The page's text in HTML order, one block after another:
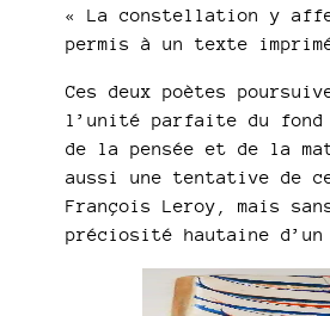
« La constellation y
permis à un texte
Ces deux poètes
l’unité parfaite du
de la pensée et de la
aussi une tentative de
François Leroy, mais
préciosité hautaine d’un